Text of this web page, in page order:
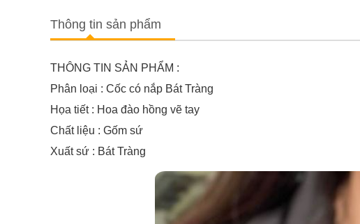
Thông tin sản phẩm
THÔNG TIN SẢN PHẨM :
Phân loại : Cốc có nắp Bát Tràng
Họa tiết : Hoa đào hồng vẽ tay
Chất liệu : Gốm sứ
Xuất sứ : Bát Tràng